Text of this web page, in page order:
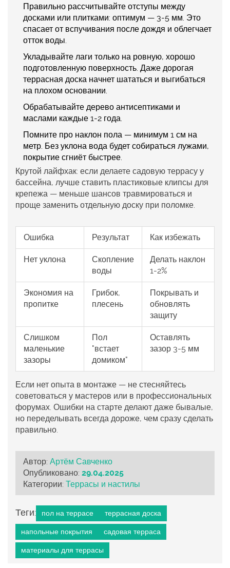
Правильно рассчитывайте отступы между
досками или плитками: оптимум — 3-5 мм. Это
спасает от вспучивания после дождя и облегчает
отток воды.
Укладывайте лаги только на ровную, хорошо
подготовленную поверхность. Даже дорогая
террасная доска начнет шататься и выгибаться
на плохом основании.
Обрабатывайте дерево антисептиками и
маслами каждые 1-2 года.
Помните про наклон пола — минимум 1 см на
метр. Без уклона вода будет собираться лужами,
покрытие сгниёт быстрее.
Крутой лайфхак: если делаете садовую террасу у
бассейна, лучше ставить пластиковые клипсы для
крепежа — меньше шансов травмироваться и
проще заменить отдельную доску при поломке.
Ошибка Результат Как избежать
Нет уклона
Скопление
воды
Делать наклон
1-2%
Экономия на
пропитке
Грибок,
плесень
Покрывать и
обновлять
защиту
Слишком
маленькие
зазоры
Пол
"встает
домиком"
Оставлять
зазор 3-5 мм
Если нет опыта в монтаже — не стесняйтесь
советоваться у мастеров или в профессиональных
форумах. Ошибки на старте делают даже бывалые,
но переделывать всегда дороже, чем сразу сделать
правильно.
Автор: Артём Савченко
Опубликовано: 29.04.2025
Категории: Террасы и настилы
Теги: пол на террасе террасная доска
напольные покрытия садовая терраса
материалы для террасы